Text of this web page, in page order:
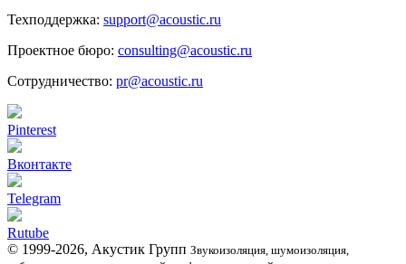
Техподдержка: support@acoustic.ru
Проектное бюро: consulting@acoustic.ru
Сотрудничество: pr@acoustic.ru
Pinterest
Вконтакте
Telegram
Rutube
© 1999-2026, Акустик Групп Звукоизоляция, шумоизоляция,